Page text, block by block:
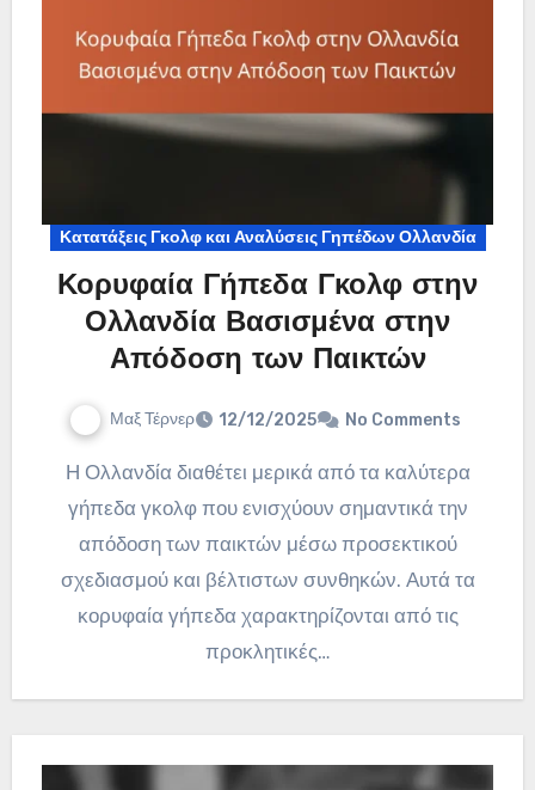
Κατατάξεις Γκολφ και Αναλύσεις Γηπέδων Ολλανδία
Κορυφαία Γήπεδα Γκολφ στην
Ολλανδία Βασισμένα στην
Απόδοση των Παικτών
Μαξ Τέρνερ 12/12/2025 No Comments
Η Ολλανδία διαθέτει μερικά από τα καλύτερα
γήπεδα γκολφ που ενισχύουν σημαντικά την
απόδοση των παικτών μέσω προσεκτικού
σχεδιασμού και βέλτιστων συνθηκών. Αυτά τα
κορυφαία γήπεδα χαρακτηρίζονται από τις
προκλητικές…